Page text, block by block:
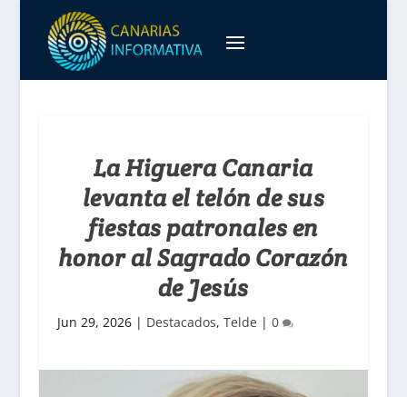
La Higuera Canaria
levanta el telón de sus
fiestas patronales en
honor al Sagrado Corazón
de Jesús
Jun 29, 2026| Destacados, Telde | 0